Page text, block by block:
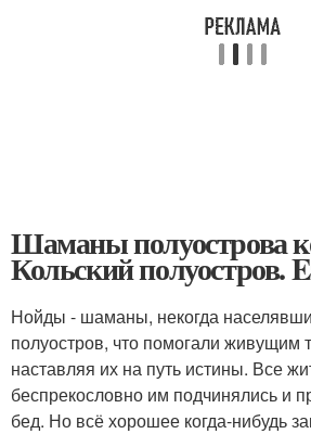
Шаманы полуострова
Кольский полуостров.
Нойды - шаманы, некогда
полуостров, что помогали живущим
наставляя их на путь истины. Все
беспрекословно им подчинялись и
бед. Но всё хорошее когда-нибудь